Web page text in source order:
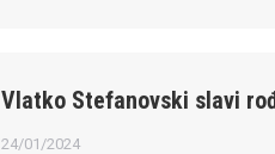
Vlatko Stefanovski slavi
24/01/2024